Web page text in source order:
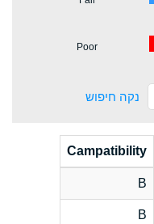
Poor
נקה חיפוש
Campatibility
B
B